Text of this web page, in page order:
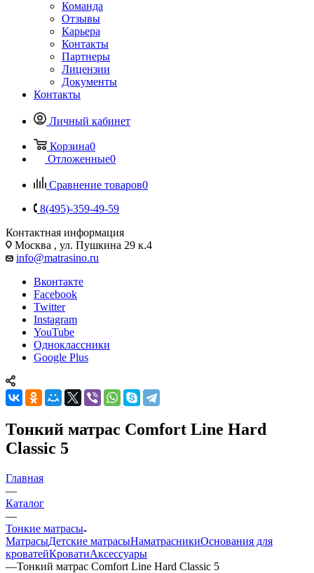
Команда
Отзывы
Карьера
Контакты
Партнеры
Лицензии
Документы
Контакты
Личный кабинет
Корзина0
Отложенные0
Сравнение товаров0
8(495)-359-49-59
Контактная информация
Москва , ул. Пушкина 29 к.4
info@matrasino.ru
Вконтакте
Facebook
Twitter
Instagram
YouTube
Одноклассники
Google Plus
Тонкий матрас Comfort Line Hard
Classic 5
Главная
—
Каталог
—
Тонкие матрасы
МатрасыДетские матрасыНаматрасникиОснования для
кроватейКроватиАксессуары
—Тонкий матрас Comfort Line Hard Classic 5